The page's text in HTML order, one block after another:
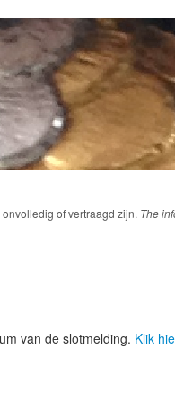
of vertraagd zijn. The
van de slotmelding. Klik